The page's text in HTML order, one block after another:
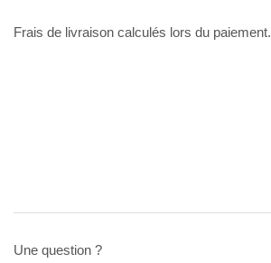
Frais de livraison calculés lors du paiement.
Une question ?